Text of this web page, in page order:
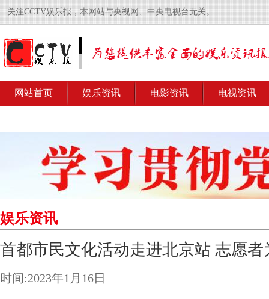
关注CCTV娱乐报，本网站与央视网、中央电视台无关。
网站首页 娱乐资讯 电影资讯 电视资讯
娱乐资讯
首都市民文化活动走进北京站 志愿者
时间:2023年1月16日